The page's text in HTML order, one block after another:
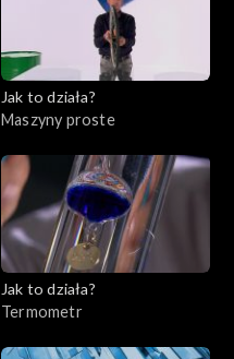
Jak to działa?
Maszyny proste
Jak to działa?
Termometr